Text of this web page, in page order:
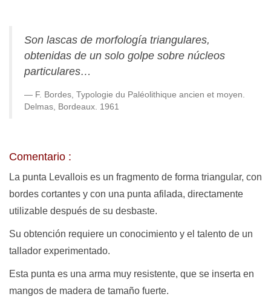
Son lascas de morfología triangulares,
obtenidas de un solo golpe sobre núcleos
particulares…
F. Bordes, Typologie du Paléolithique ancien et moyen.
Delmas, Bordeaux. 1961
Comentario :
La punta Levallois es un fragmento de forma triangular, con
bordes cortantes y con una punta afilada, directamente
utilizable después de su desbaste.
Su obtención requiere un conocimiento y el talento de un
tallador experimentado.
Esta punta es una arma muy resistente, que se inserta en
mangos de madera de tamaño fuerte.